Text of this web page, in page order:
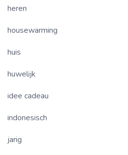
heren
housewarming
huis
huwelijk
idee cadeau
indonesisch
jarig